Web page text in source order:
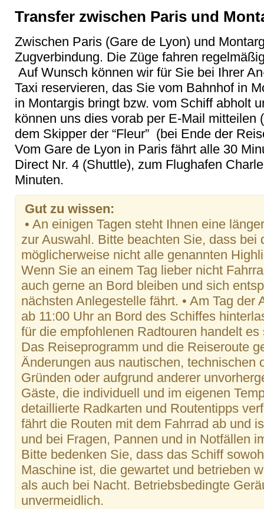
Transfer zwischen Paris und
Zwischen Paris (Gare de Lyon) und
Zugverbindung. Die Züge fahren
Auf Wunsch können wir für Sie bei Ihrer
Taxi reservieren, das Sie vom Bahnhof in
in Montargis bringt bzw. vom Schiff abholt
können uns dies vorab per E-Mail mitteilen
dem Skipper der “Fleur” (bei Ende der
Vom Gare de Lyon in Paris fährt alle 30
Direct Nr. 4 (Shuttle), zum Flughafen
Minuten.
Gut zu wissen:
• An einigen Tagen steht Ihnen eine
zur Auswahl. Bitte beachten Sie, dass bei
möglicherweise nicht alle genannten
Wenn Sie an einem Tag lieber nicht
auch gerne an Bord bleiben und sich
nächsten Anlegestelle fährt. • Am Tag
ab 11:00 Uhr an Bord des Schiffes
für die empfohlenen Radtouren handelt
Das Reiseprogramm und die Reiseroute
Änderungen aus nautischen, technischen
Gründen oder aufgrund anderer
Gäste, die individuell und im eigenen
detaillierte Radkarten und Routentipps
fährt die Routen mit dem Fahrrad ab und
und bei Fragen, Pannen und in Notfällen
Bitte bedenken Sie, dass das Schiff
Maschine ist, die gewartet und betrieben
als auch bei Nacht. Betriebsbedingte
unvermeidlich.